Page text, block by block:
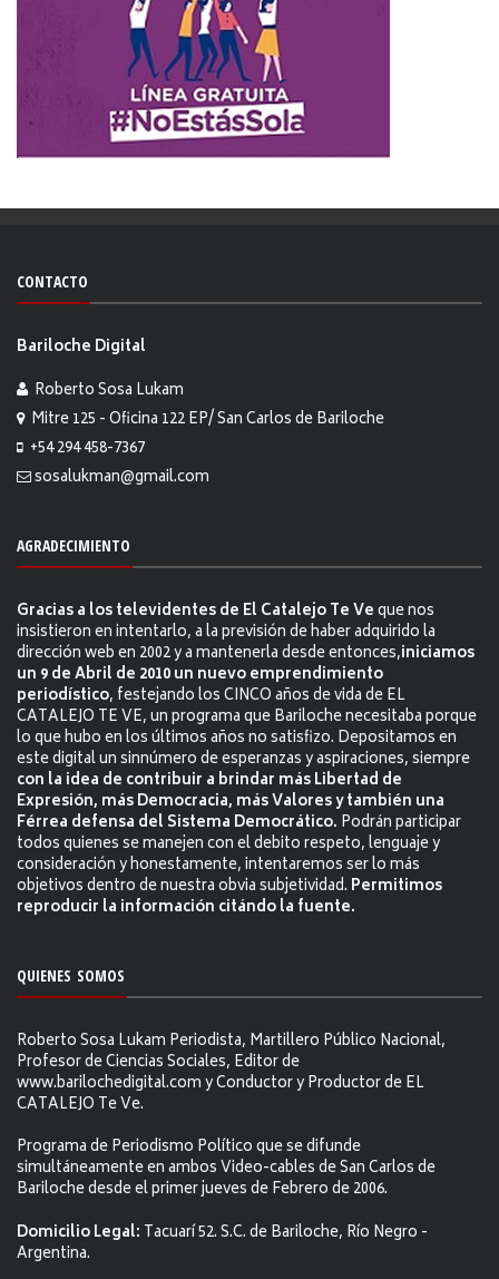
CONTACTO
Bariloche Digital
Roberto Sosa Lukam
Mitre 125 - Oficina 122 EP/ San Carlos de Bariloche
+54 294 458-7367
sosalukman@gmail.com
AGRADECIMIENTO
Gracias a los televidentes de El Catalejo Te Veque nos
insistieron en intentarlo, a la previsión de haber adquirido la
dirección web en 2002 y a mantenerla desde entonces,iniciamos
un 9 de Abril de 2010 un nuevo emprendimiento
periodístico, festejando los CINCO años de vida de EL
CATALEJO TE VE, un programa que Bariloche necesitaba porque
lo que hubo en los últimos años no satisfizo. Depositamos en
este digital un sinnúmero de esperanzas y aspiraciones, siempre
con la idea de contribuir a brindar más Libertad de
Expresión, más Democracia, más Valores y también una
Férrea defensa del Sistema Democrático. Podrán participar
todos quienes se manejen con el debito respeto, lenguaje y
consideración y honestamente, intentaremos ser lo más
objetivos dentro de nuestra obvia subjetividad. Permitimos
reproducir la información citándo la fuente.
QUIENES SOMOS
Roberto Sosa Lukam Periodista, Martillero Público Nacional,
Profesor de Ciencias Sociales, Editor de
www.barilochedigital.com y Conductor y Productor de EL
CATALEJO Te Ve.
Programa de Periodismo Político que se difunde
simultáneamente en ambos Video-cables de San Carlos de
Bariloche desde el primer jueves de Febrero de 2006.
Domicilio Legal: Tacuarí 52. S.C. de Bariloche, Río Negro -
Argentina.